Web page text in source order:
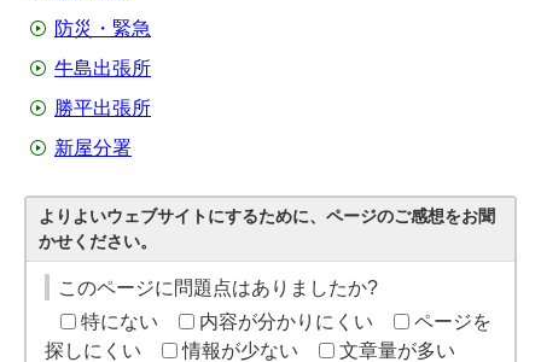
防災・緊急
牛島出張所
勝平出張所
新屋分署
よりよいウェブサイトにするために、ページのご感想をお聞
かせください。
このページに問題点はありましたか?
特にない
内容が分かりにくい
ページを
探しにくい
情報が少ない 文章量が多い